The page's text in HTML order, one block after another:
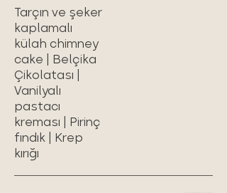
Tarçın ve şeker
kaplamalı
külah chimney
cake | Belçika
Çikolatası |
Vanilyalı
pastacı
kreması | Pirinç
fındık | Krep
kırığı